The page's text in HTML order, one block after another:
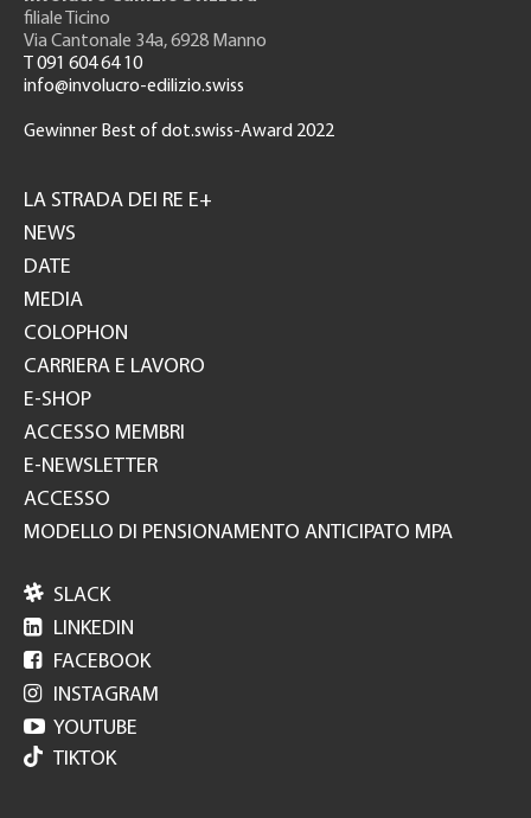
filiale Ticino
Via Cantonale 34a, 6928 Manno
T 091 604 64 10
info@involucro-edilizio.swiss
Gewinner Best of dot.swiss-Award 2022
GH
LA STRADA DEI RE E+
NEWS
DATE
MEDIA
COLOPHON
CARRIERA E LAVORO
E-SHOP
ACCESSO MEMBRI
E-NEWSLETTER
ACCESSO
MODELLO DI PENSIONAMENTO ANTICIPATO MPA
 SLACK
 LINKEDIN
 FACEBOOK
 INSTAGRAM
 YOUTUBE
TIKTOK